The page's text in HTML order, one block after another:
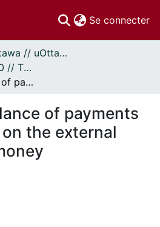
Se connecter
Thèses uOttawa // uOttawa Theses
Thèses, 1910 - 2010 // Theses, 1910 - 2010
Thailand's balance of payments and its effect on the external value of her money
of payments
the external